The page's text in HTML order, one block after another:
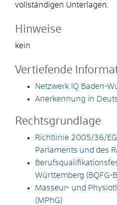
vollständigen Unterlagen.
Hinweise
kein
Vertiefende
Netzwerk IQ Baden-
Anerkennung in
Rechtsgrundlage
Richtlinie 2005/36/
Parlaments und des
Württemberg (BQFG-
Masseur- und
(MPhG)